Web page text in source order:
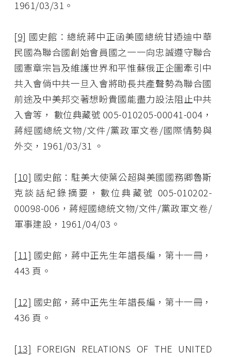
1961/03/31。
[9] 國史館：總統蔣中正函美國總統甘迺迪中華
民國為聯合國創始會員國之一一向忠誠遵守聯合
國憲章宗旨及維護世界和平惟蘇俄正企圖牽引中
共入會倘中共一旦入會將助長共產聲勢為聯合國
前途及中美邦交著想盼貴國能盡力設法阻止中共
入會等， 數位典藏號 005-010205-00041-004，
蔣經國總統文物/文件/黨政軍文卷/國際情勢與
外交，1961/03/31 。
[10] 國史館：駐美大使葉公超與美國國務卿魯斯
克談話紀錄摘要，數位典藏號 005-010202-
00098-006，蔣經國總統文物/文件/黨政軍文卷/
軍事建設，1961/04/03。
[11] 國史館，蔣中正先生年譜長編，第十一冊，
443 頁。
[12] 國史館，蔣中正先生年譜長編，第十一冊，
436 頁。
[13] FOREIGN RELATIONS OF THE UNITED